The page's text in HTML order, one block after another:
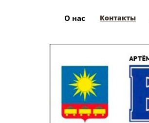
О нас Контакты